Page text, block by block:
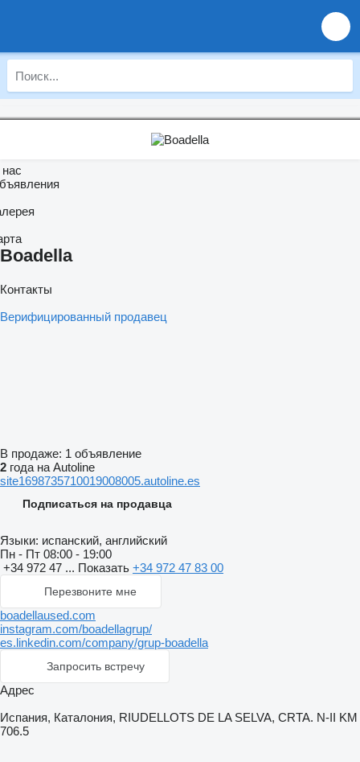
Boadella
Контакты
Верифицированный продавец
В продаже: 1 объявление
2 года на Autoline
site1698735710019008005.autoline.es
Подписаться на продавца
Языки: испанский, английский
Пн - Пт 08:00 - 19:00
+34 972 47 ... Показать +34 972 47 83 00
Перезвоните мне
boadellaused.com
instagram.com/boadellagrup/
es.linkedin.com/company/grup-boadella
Запросить встречу
Адрес
Испания, Каталония, RIUDELLOTS DE LA SELVA, CRTA. N-II KM
706.5